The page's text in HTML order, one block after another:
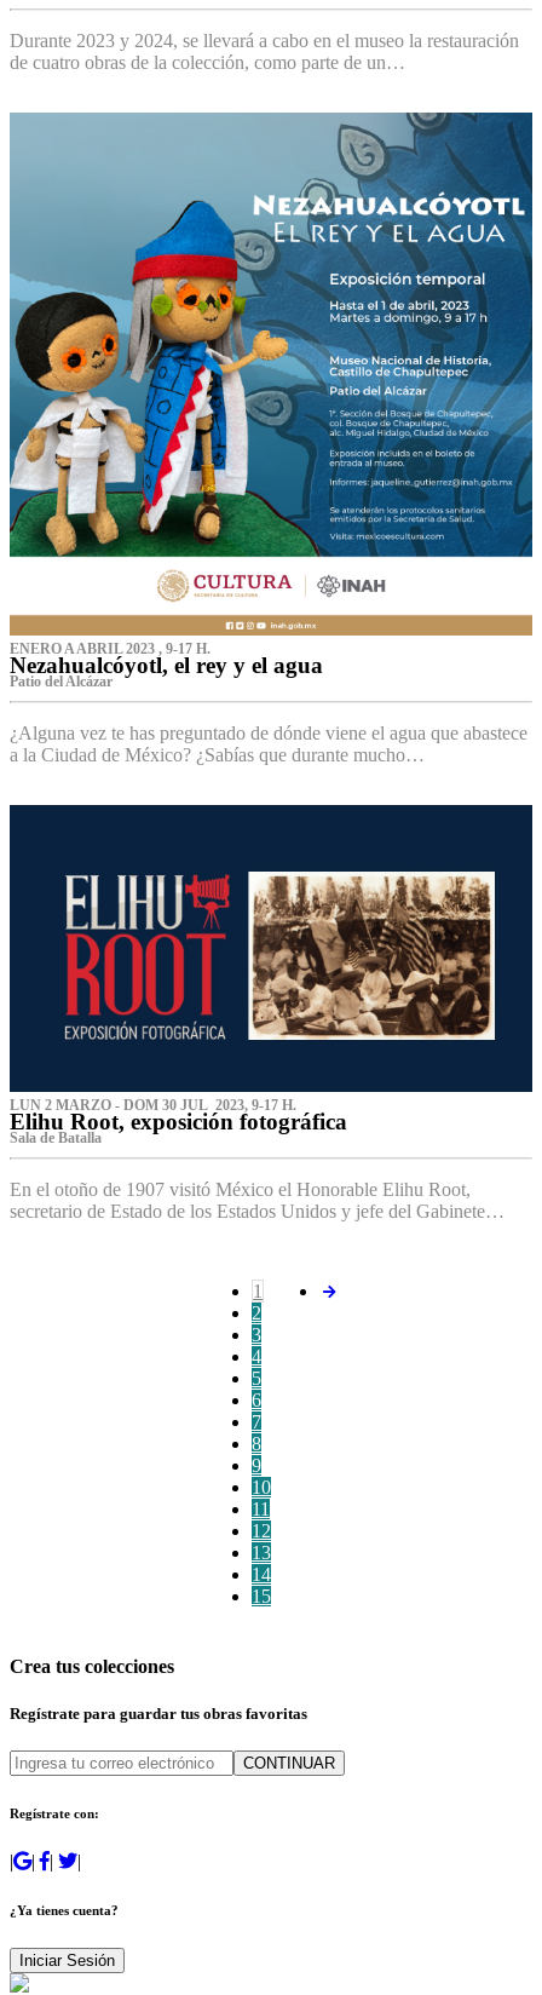
Durante 2023 y 2024, se llevará a cabo en el museo la restauración
de cuatro obras de la colección, como parte de un…
ENERO A ABRIL 2023 , 9-17 H.
Nezahualcóyotl, el rey y el agua
Patio del Alcázar
¿Alguna vez te has preguntado de dónde viene el agua que abastece
a la Ciudad de México? ¿Sabías que durante mucho…
LUN 2 MARZO - DOM 30 JUL 2023, 9-17 H.
Elihu Root, exposición fotográfica
Sala de Batalla
En el otoño de 1907 visitó México el Honorable Elihu Root,
secretario de Estado de los Estados Unidos y jefe del Gabinete…
1
2
3
4
5
6
7
8
9
10
11
12
13
14
15
Crea tus colecciones
Regístrate para guardar tus obras favoritas
CONTINUAR
Regístrate con:
| | | |
¿Ya tienes cuenta?
Iniciar Sesión